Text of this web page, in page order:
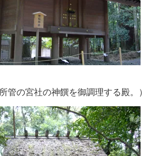
管の宮社の神饌を御調理する殿。）